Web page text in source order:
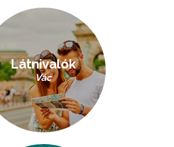
Látnivalók
Vác